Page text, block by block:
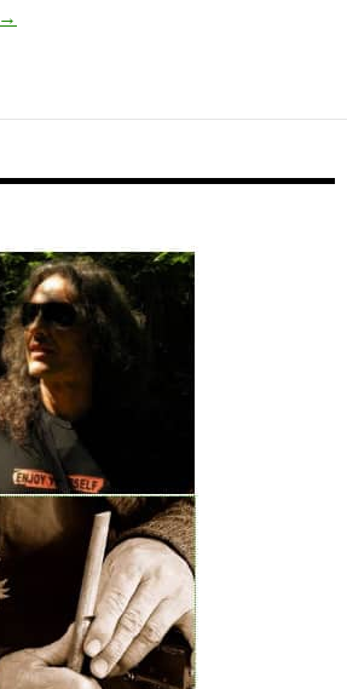
FVG International Music Meeting
→